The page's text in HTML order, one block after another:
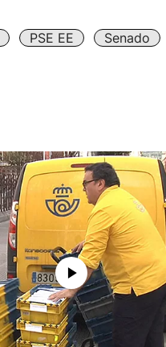
PSE EE
Senado